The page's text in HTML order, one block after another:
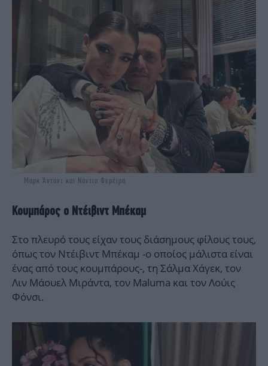
Μαρκ Άντονι και Νάντια Φερέιρα
Κουμπάρος ο Ντέιβιντ Μπέκαμ
Στο πλευρό τους είχαν τους διάσημους φίλους τους,
όπως τον Ντέιβιντ Μπέκαμ -ο οποίος μάλιστα είναι
ένας από τους κουμπάρους-, τη Σάλμα Χάγεκ, τον
Λιν Μάουελ Μιράντα, τον Maluma και τον Λούις
Φόνσι.